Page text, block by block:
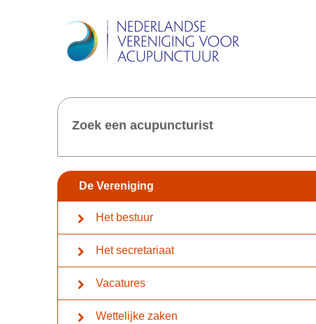
Zoek een acupuncturist
De Vereniging
Het bestuur
Het secretariaat
Vacatures
Wettelijke zaken